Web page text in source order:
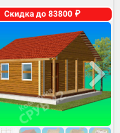
Скидка до 83800 ₽